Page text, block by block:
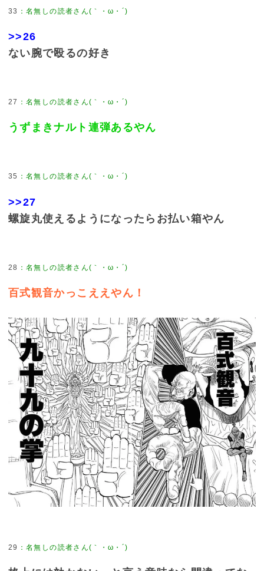
33
>>26
ない腕で殴るの好き
27
うずまきナルト連弾あるやん
35
>>27
螺旋丸使えるようになったらお払い箱やん
28
百式観音かっこええやん！
29